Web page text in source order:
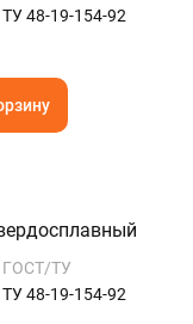
ТУ 48-19-154-92
ГОСТ/ТУ
ТУ 48-19-154-92